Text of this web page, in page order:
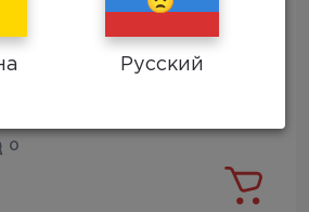
3600 16Gb
0
Русский